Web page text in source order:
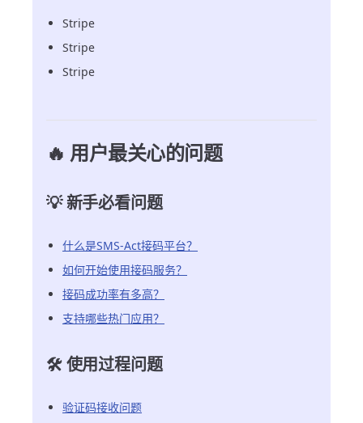
Stripe
Stripe
Stripe
🔥 用户最关心的问题
💡 新手必看问题
什么是SMS-Act接码平台？
如何开始使用接码服务？
接码成功率有多高？
支持哪些热门应用？
🛠️ 使用过程问题
验证码接收问题